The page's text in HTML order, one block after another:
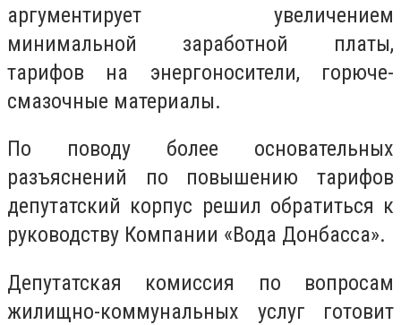
аргументирует увеличением
минимальной заработной платы,
тарифов на энергоносители, горюче-
смазочные материалы.
По поводу более основательных
разъяснений по повышению тарифов
депутатский корпус решил обратиться к
руководству Компании «Вода Донбасса».
Депутатская комиссия по вопросам
жилищно-коммунальных услуг готовит